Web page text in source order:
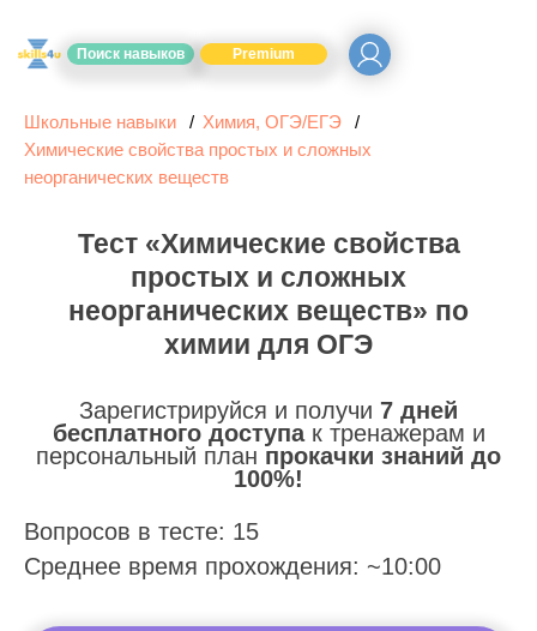
Поиск навыков Premium
Школьные навыки
Химия, ОГЭ/ЕГЭ
Химические свойства простых и сложных
неорганических веществ
Тест «Химические свойства
простых и сложных
неорганических веществ» по
химии для ОГЭ
Зарегистрируйся и получи 7 дней
бесплатного доступак тренажерам и
персональный план прокачки знаний до
100%!
Вопросов в тесте: 15
Среднее время прохождения: ~10:00